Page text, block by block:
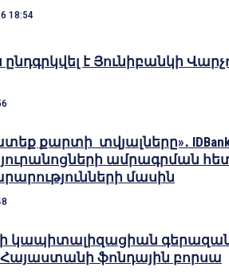
18:54
է Յունիբանկի
քարտի տվյալները»․
ամրագրման
մասին
կապիտալիզացիան
Հայաստանի ֆոնդային բորսա